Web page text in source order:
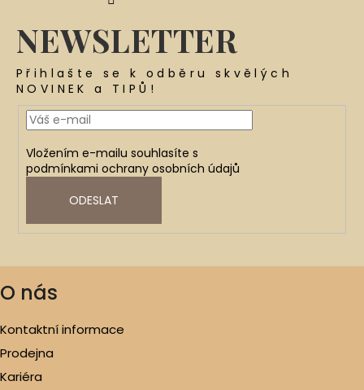
NEWSLETTER
Přihlašte se k odběru skvělých
NOVINEK a TIPŮ!
Vložením e-mailu souhlasíte s
podmínkami ochrany osobních údajů
ODESLAT
O nás
Kontaktní informace
Prodejna
Kariéra